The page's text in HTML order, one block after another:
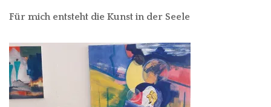
Für mich entsteht die Kunst in der Seele